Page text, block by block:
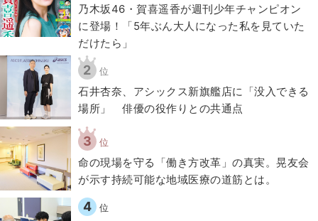
乃木坂46・賀喜遥香が週刊少年チャンピオン
に登場！「5年ぶん大人になった私を見ていた
だけたら」
2 位
石井杏奈、アシックス新旗艦店に「没入できる
場所」 俳優の役作りとの共通点
3 位
​命の現場を守る「働き方改革」の真実。晃友会
が示す持続可能な地域医療の道筋とは。
4 位